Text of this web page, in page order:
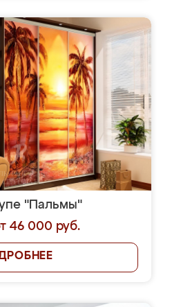
"Пальмы"
46 000 руб.